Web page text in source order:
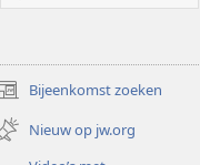
Bijeenkomst zoeken
nieuwNieuw op jw.org